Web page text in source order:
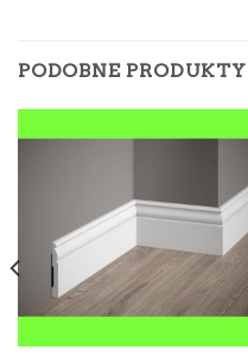
PODOBNE PRODUKTY